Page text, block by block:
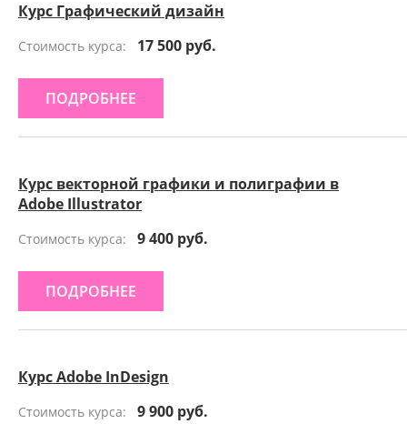
Курс Графический дизайн
Стоимость курса: 17 500 руб.
ПОДРОБНЕЕ
Курс векторной графики и полиграфии в
Adobe Illustrator
Стоимость курса: 9 400 руб.
ПОДРОБНЕЕ
Курс Adobe InDesign
Стоимость курса: 9 900 руб.